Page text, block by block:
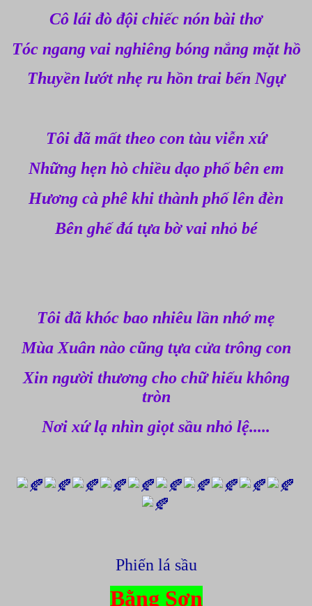
Cô lái đò đội chiếc nón bài thơ
Tóc ngang vai nghiêng bóng nắng mặt hồ
Thuyền lướt nhẹ ru hồn trai bến Ngự
Tôi đã mất theo con tàu viễn xứ
Những hẹn hò chiều dạo phố bên em
Hương cà phê khi thành phố lên đèn
Bên ghế đá tựa bờ vai nhỏ bé
Tôi đã khóc bao nhiêu lần nhớ mẹ
Mùa Xuân nào cũng tựa cửa trông con
Xin người thương cho chữ hiếu không
tròn
Nơi xứ lạ nhìn giọt sầu nhỏ lệ.....
Phiến lá sầu
Bằng Sơn